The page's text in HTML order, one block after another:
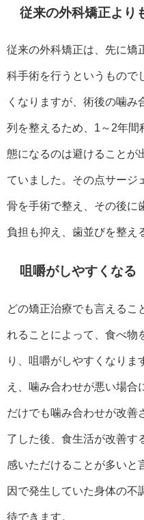
従来の外科矯正より
従来の外科矯正は、先に矯
科手術を行うというもので
くなりますが、術後の噛
列を整えるため、1～2年間
態になるのは避けることが
ていました。その点サージ
骨を手術で整え、その後に
負担も抑え、歯並びを整え
咀嚼がしやすくなる
どの矯正治療でも言えるこ
れることによって、食べ物
り、咀嚼がしやすくなりま
え、噛み合わせが悪い場合
だけでも噛み合わせが改善
了した後、食生活が改善す
感いただけることが多いと
因で発生していた身体の不
待できます。